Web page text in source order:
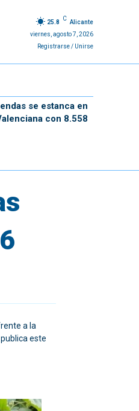
25.8
C
Alicante
viernes, agosto 7, 2026
Registrarse / Unirse
se estanca en
con 8.558
a la
este